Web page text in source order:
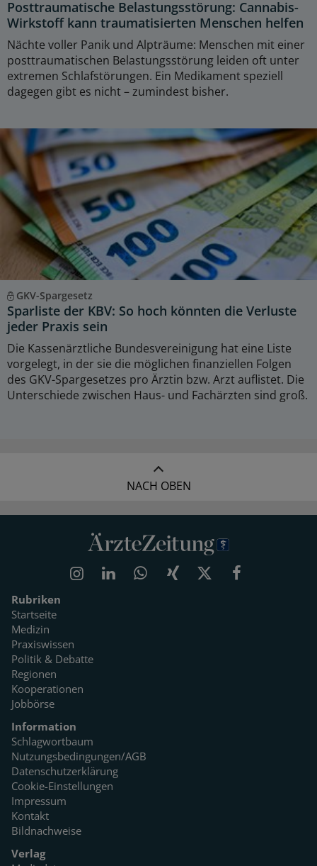
Posttraumatische Belastungsstörung: Cannabis-
Wirkstoff kann traumatisierten Menschen helfen
Nächte voller Panik und Alpträume: Menschen mit einer
posttraumatischen Belastungsstörung leiden oft unter
extremen Schlafstörungen. Ein Medikament speziell
dagegen gibt es nicht – zumindest bisher.
GKV-Spargesetz
Sparliste der KBV: So hoch könnten die Verluste
jeder Praxis sein
Die Kassenärztliche Bundesvereinigung hat eine Liste
vorgelegt, in der sie die möglichen finanziellen Folgen
des GKV-Spargesetzes pro Ärztin bzw. Arzt auflistet. Die
Unterschiede zwischen Haus- und Fachärzten sind groß.
NACH OBEN
Rubriken
Startseite
Medizin
Praxiswissen
Politik & Debatte
Regionen
Kooperationen
Jobbörse
Information
Schlagwortbaum
Nutzungsbedingungen/AGB
Datenschutzerklärung
Cookie-Einstellungen
Impressum
Kontakt
Bildnachweise
Verlag